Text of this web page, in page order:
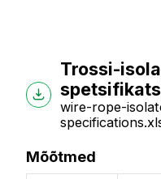
Trossi-
wire-rope-
Mõõtmed